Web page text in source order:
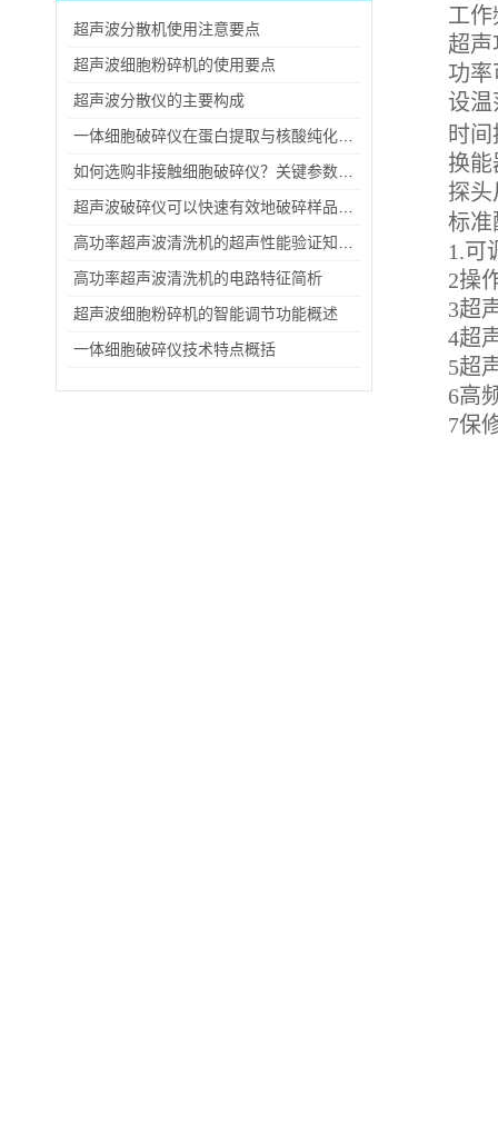
超声波分散机使用注意要点
超声波细胞粉碎机的使用要点
超声波分散仪的主要构成
高功率超声波清洗机的电路特征简析
超声波细胞粉碎机的智能调节功能概述
一体细胞破碎仪技术特点概括
工作
超声
功率
设温
时
换能
探头
标准
1.可
2操
3超
4超
5超
6高
7保